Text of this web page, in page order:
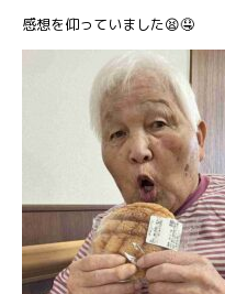
感想を仰っていました😫🤤